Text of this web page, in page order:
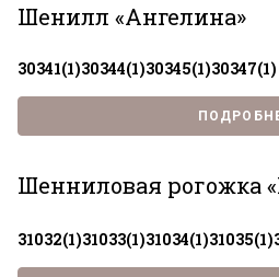
Шенилл «Ангелина»
30341(1)30344(1)30345(1)30347(1)
Шенниловая рогожка
31032(1)31033(1)31034(1)31035(1)